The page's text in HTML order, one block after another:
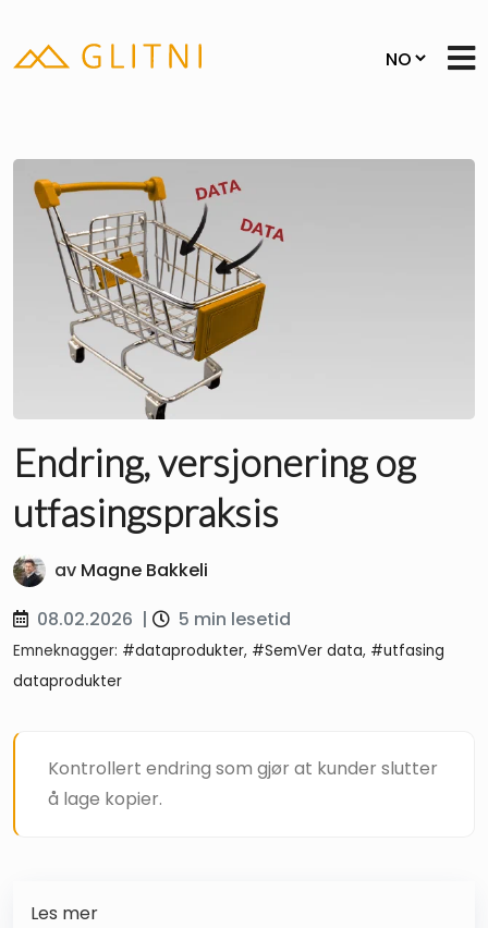
Endring, versjonering og
utfasingspraksis
av Magne Bakkeli
08.02.2026 | 5 min lesetid
Emneknagger: #dataprodukter, #SemVer data, #utfasing
dataprodukter
Kontrollert endring som gjør at kunder slutter
å lage kopier.
Les mer